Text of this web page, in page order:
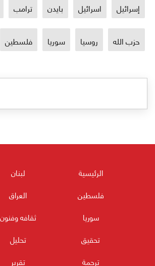
إسرائيل اسرائيل بايدن ترامب
حزب الله روسيا سوريا فلسطين
الرئيسية
لبنان
فلسطين
العراق
سوريا
ثقافه وفنون
تحقيق
تحليل
ترجمة
تقرير